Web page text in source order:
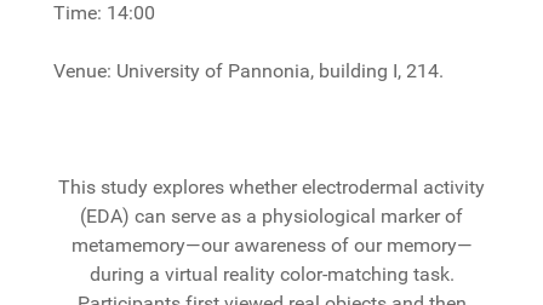
Time: 14:00
Venue: University of Pannonia, building I, 214.
This study explores whether electrodermal activity
(EDA) can serve as a physiological marker of
metamemory—our awareness of our memory—
during a virtual reality color-matching task.